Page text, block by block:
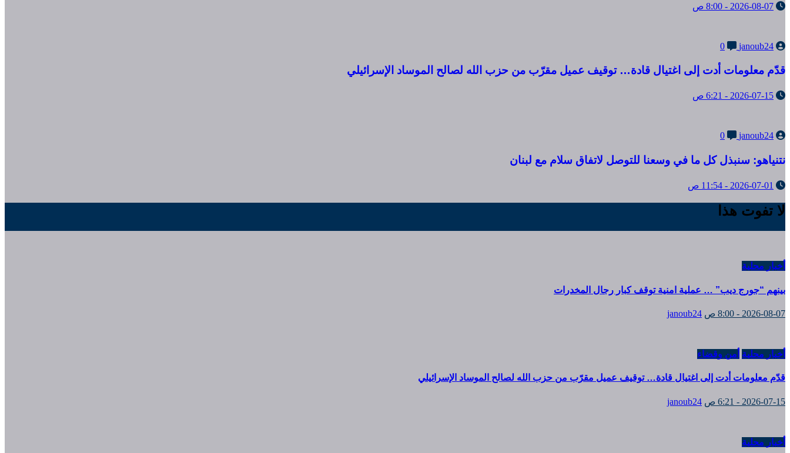
2026-08-07 - 8:00 ص
janoub24
0
قدّم معلومات أدت إلى اغتيال قادة… توقيف عميل مقرّب من حزب الله لصالح الموساد الإسرائيلي
2026-07-15 - 6:21 ص
janoub24
0
نتنياهو: سنبذل كل ما في وسعنا للتوصل لاتفاق سلام مع لبنان
2026-07-01 - 11:54 ص
لا تفوت هذا
أخبار محلية
بينهم “جورج ديب” … عملية امنية توقف كبار رجال المخدرات
2026-08-07 - 8:00 ص janoub24
أخبار محلية أمن وقضاء
قدّم معلومات أدت إلى اغتيال قادة… توقيف عميل مقرّب من حزب الله لصالح الموساد الإسرائيلي
2026-07-15 - 6:21 ص janoub24
أخبار محلية